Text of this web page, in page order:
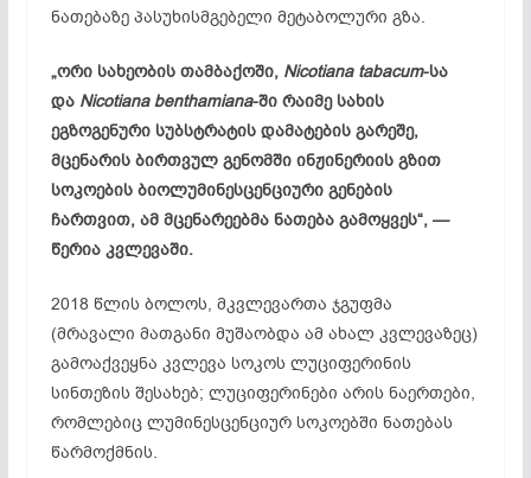
ნათებაზე პასუხისმგებელი მეტაბოლური გზა.
„ორი სახეობის თამბაქოში, Nicotiana tabacum-სა
და Nicotiana benthamiana-ში რაიმე სახის
ეგზოგენური სუბსტრატის დამატების გარეშე,
მცენარის ბირთვულ გენომში ინჟინერიის გზით
სოკოების ბიოლუმინესცენციური გენების
ჩართვით, ამ მცენარეებმა ნათება გამოყვეს“, —
წერია კვლევაში.
2018 წლის ბოლოს, მკვლევართა ჯგუფმა
(მრავალი მათგანი მუშაობდა ამ ახალ კვლევაზეც)
გამოაქვეყნა კვლევა სოკოს ლუციფერინის
სინთეზის შესახებ; ლუციფერინები არის ნაერთები,
რომლებიც ლუმინესცენციურ სოკოებში ნათებას
წარმოქმნის.